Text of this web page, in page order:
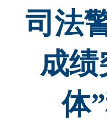
司法
成绩
体